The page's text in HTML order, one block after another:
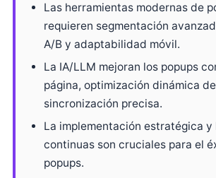
Las herramientas modernas de
requieren segmentación
A/B y adaptabilidad móvil.
La IA/LLM mejoran los popups
página, optimización dinámica
sincronización precisa.
La implementación estratégica y
continuas son cruciales para el
popups.